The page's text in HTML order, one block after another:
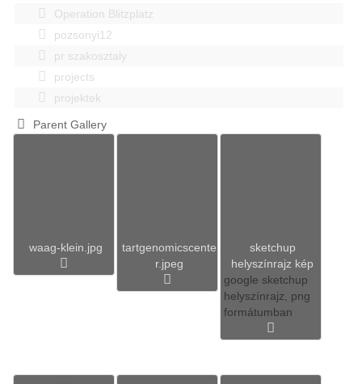
Operation Blitzplatz
pozsonyi12
pr szakosztaly
projects
projektek
Parent Gallery
waag-klein.jpg
tartgenomicscente
r.jpeg
sketchup
helyszínrajz kép
google sketchup
helyszínrajz, png
formátumban